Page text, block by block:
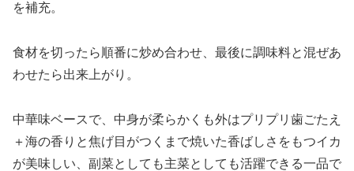
を補充。
食材を切ったら順番に炒め合わせ、最後に調味料と混ぜあ
わせたら出来上がり。
中華味ベースで、中身が柔らかくも外はプリプリ歯ごたえ
＋海の香りと焦げ目がつくまで焼いた香ばしさをもつイカ
が美味しい、副菜としても主菜としても活躍できる一品で